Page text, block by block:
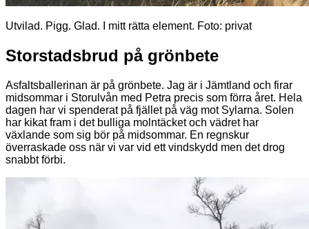
Utvilad. Pigg. Glad. I mitt rätta element. Foto: privat
Storstadsbrud på grönbete
Asfaltsballerinan är på grönbete. Jag är i Jämtland och firar
midsommar i Storulvån med Petra precis som förra året. Hela
dagen har vi spenderat på fjället på väg mot Sylarna. Solen
har kikat fram i det bulliga molntäcket och vädret har
växlande som sig bör på midsommar. En regnskur
överraskade oss när vi var vid ett vindskydd men det drog
snabbt förbi.